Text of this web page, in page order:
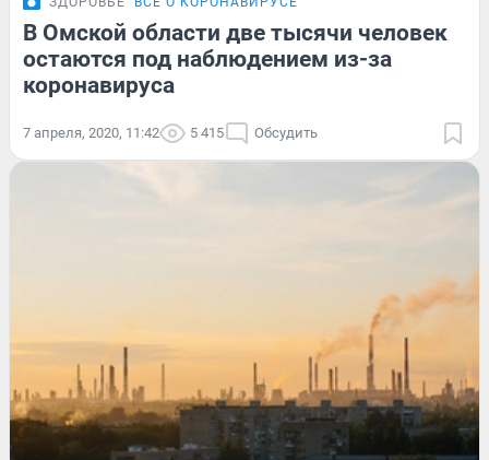
В Омской области две тысячи человек
остаются под наблюдением из-за
коронавируса
7 апреля, 2020, 11:42 5 415 Обсудить